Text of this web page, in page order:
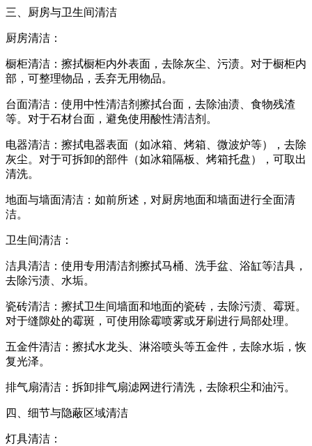
三、厨房与卫生间清洁
厨房清洁：
橱柜清洁：擦拭橱柜内外表面，去除灰尘、污渍。对于橱柜内
部，可整理物品，丢弃无用物品。
台面清洁：使用中性清洁剂擦拭台面，去除油渍、食物残渣
等。对于石材台面，避免使用酸性清洁剂。
电器清洁：擦拭电器表面（如冰箱、烤箱、微波炉等），去除
灰尘。对于可拆卸的部件（如冰箱隔板、烤箱托盘），可取出
清洗。
地面与墙面清洁：如前所述，对厨房地面和墙面进行全面清
洁。
卫生间清洁：
洁具清洁：使用专用清洁剂擦拭马桶、洗手盆、浴缸等洁具，
去除污渍、水垢。
瓷砖清洁：擦拭卫生间墙面和地面的瓷砖，去除污渍、霉斑。
对于缝隙处的霉斑，可使用除霉喷雾或牙刷进行局部处理。
五金件清洁：擦拭水龙头、淋浴喷头等五金件，去除水垢，恢
复光泽。
排气扇清洁：拆卸排气扇滤网进行清洗，去除积尘和油污。
四、细节与隐蔽区域清洁
灯具清洁：